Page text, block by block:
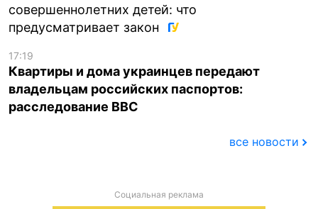
совершеннолетних детей: что
предусматривает закон
17:19
Квартиры и дома украинцев передают
владельцам российских паспортов:
расследование BBC
все новости
Социальная реклама